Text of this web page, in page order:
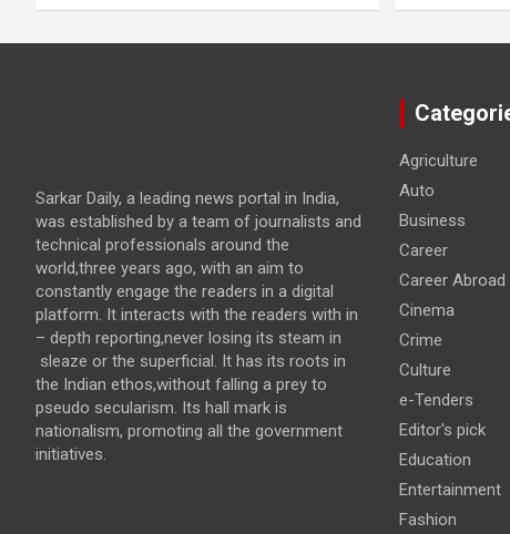
Sarkar Daily, a leading news portal in India,
was established by a team of journalists and
technical professionals around the
world,three years ago, with an aim to
constantly engage the readers in a digital
platform. It interacts with the readers with in
– depth reporting,never losing its steam in
sleaze or the superficial. It has its roots in
the Indian ethos,without falling a prey to
pseudo secularism. Its hall mark is
nationalism, promoting all the government
initiatives.
Agriculture
Auto
Business
Career
Career Abroad
Cinema
Crime
Culture
e-Tenders
Editor's pick
Education
Entertainment
Fashion